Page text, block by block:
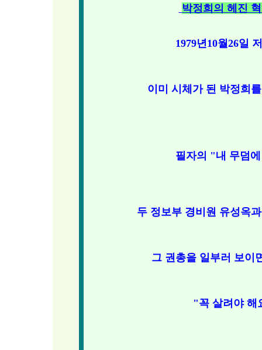
박정희의 헤진
1979년10월26일
이미 시체가 된 박정희
필자의 "내 무덤
두 정보부 경비원 유성옥
그 권총을 일부러 보이
"꼭 살려야 해